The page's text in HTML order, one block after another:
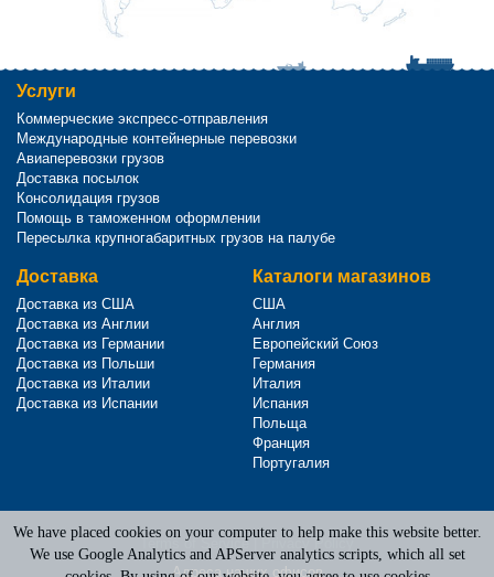
Услуги
Коммерческие экспресс-отправления
Международные контейнерные перевозки
Авиаперевозки грузов
Доставка посылок
Консолидация грузов
Помощь в таможенном оформлении
Пересылка крупногабаритных грузов на палубе
Доставка
Доставка из США
Доставка из Англии
Доставка из Германии
Доставка из Польши
Доставка из Италии
Доставка из Испании
Каталоги магазинов
США
Англия
Европейский Союз
Германия
Италия
Испания
Польща
Франция
Португалия
Terms of Service
Privacy Policy
Адреса наших офисов
We have placed cookies on your computer to help make this website better.
We use Google Analytics and APServer analytics scripts, which all set